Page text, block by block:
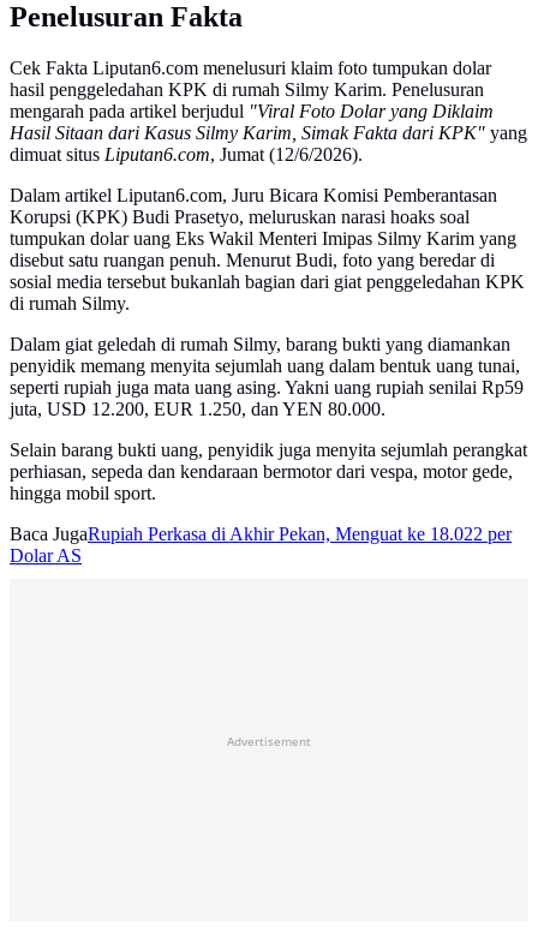
Penelusuran Fakta
Cek Fakta Liputan6.com menelusuri klaim foto tumpukan dolar
hasil penggeledahan KPK di rumah Silmy Karim. Penelusuran
mengarah pada artikel berjudul "Viral Foto Dolar yang Diklaim
Hasil Sitaan dari Kasus Silmy Karim, Simak Fakta dari KPK" yang
dimuat situs Liputan6.com, Jumat (12/6/2026).
Dalam artikel Liputan6.com, Juru Bicara Komisi Pemberantasan
Korupsi (KPK) Budi Prasetyo, meluruskan narasi hoaks soal
tumpukan dolar uang Eks Wakil Menteri Imipas Silmy Karim yang
disebut satu ruangan penuh. Menurut Budi, foto yang beredar di
sosial media tersebut bukanlah bagian dari giat penggeledahan KPK
di rumah Silmy.
Dalam giat geledah di rumah Silmy, barang bukti yang diamankan
penyidik memang menyita sejumlah uang dalam bentuk uang tunai,
seperti rupiah juga mata uang asing. Yakni uang rupiah senilai Rp59
juta, USD 12.200, EUR 1.250, dan YEN 80.000.
Selain barang bukti uang, penyidik juga menyita sejumlah perangkat
perhiasan, sepeda dan kendaraan bermotor dari vespa, motor gede,
hingga mobil sport.
Baca JugaRupiah Perkasa di Akhir Pekan, Menguat ke 18.022 per
Dolar AS
Advertisement